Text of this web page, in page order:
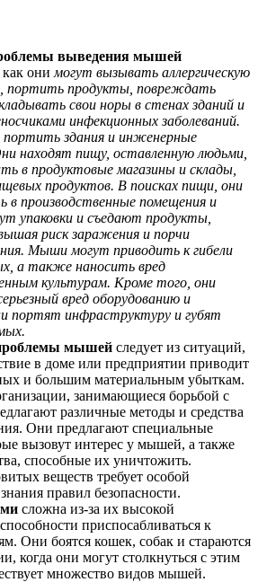
выведения мышей
они могут вызывать аллергическую
портить продукты, повреждать
свои норы в стенах зданий и
инфекционных заболеваний.
здания и инженерные
находят пищу, оставленную людьми,
в продуктовые магазины и склады,
продуктов. В поисках пищи, они
в производственные помещения и
упаковки и съедают продукты,
риск заражения и порчи
Мыши могут приводить к гибели
а также наносить вред
культурам. Кроме того, они
вред оборудованию и
портят инфраструктуру и губят
мышей следует из ситуаций,
в доме или предприятии приводит
и большим материальным убыткам.
занимающиеся борьбой с
различные методы и средства
Они предлагают специальные
вызовут интерес у мышей, а также
способные их уничтожить.
веществ требует особой
правил безопасности.
сложна из-за их высокой
приспосабливаться к
Они боятся кошек, собак и стараются
когда они могут столкнуться с этим
множество видов мышей.